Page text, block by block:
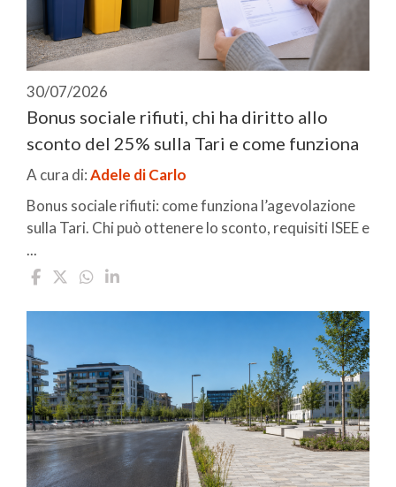
30/07/2026
Bonus sociale rifiuti, chi ha diritto allo
sconto del 25% sulla Tari e come funziona
A cura di:Adele di Carlo
Bonus sociale rifiuti: come funziona l’agevolazione
sulla Tari. Chi può ottenere lo sconto, requisiti ISEE e
...